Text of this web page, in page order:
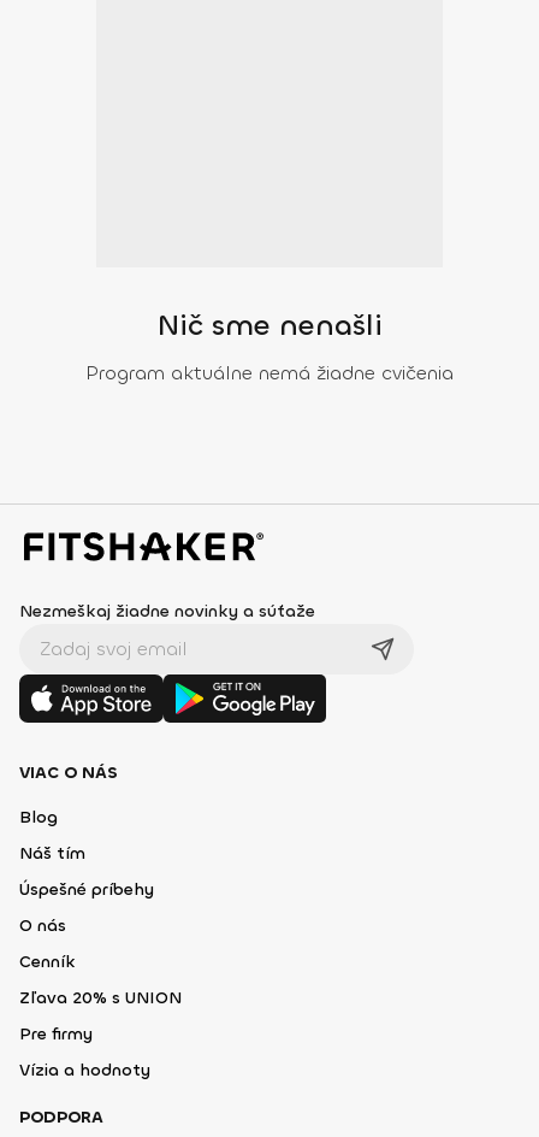
Nič sme nenašli
Program aktuálne nemá žiadne cvičenia
Nezmeškaj žiadne novinky a súťaže
VIAC O NÁS
Blog
Náš tím
Úspešné príbehy
O nás
Cenník
Zľava 20% s UNION
Pre firmy
Vízia a hodnoty
PODPORA